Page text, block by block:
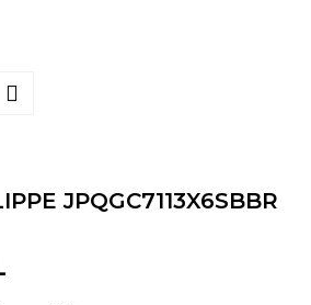
JPQGC7113X6SBBR